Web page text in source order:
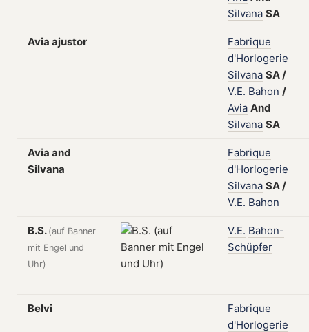
Silvana SA
Avia ajustor
Fabrique
d'Horlogerie
Silvana SA/
V.E. Bahon /
Avia And
Silvana SA
Avia and
Silvana
Fabrique
d'Horlogerie
Silvana SA/
V.E. Bahon
B.S. (auf Banner
mit Engel und
Uhr)
V.E. Bahon-
Schüpfer
Belvi
Fabrique
d'Horlogerie